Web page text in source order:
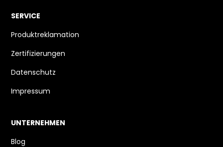
SERVICE
Produktreklamation
Zertifizierungen
Datenschutz
Impressum
UNTERNEHMEN
Blog